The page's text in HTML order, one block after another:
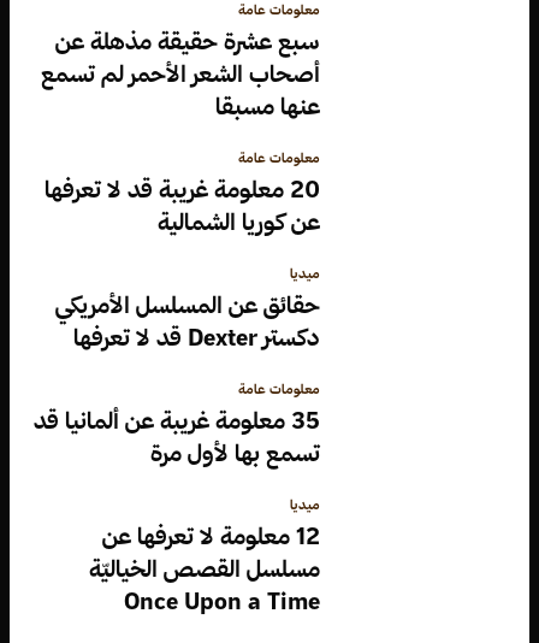
معلومات عامة
سبع عشرة حقيقة مذهلة عن
أصحاب الشعر الأحمر لم تسمع
عنها مسبقا
معلومات عامة
20 معلومة غريبة قد لا تعرفها
عن كوريا الشمالية
ميديا
حقائق عن المسلسل الأمريكي
دكستر Dexter قد لا تعرفها
معلومات عامة
35 معلومة غريبة عن ألمانيا قد
تسمع بها لأول مرة
ميديا
12 معلومة لا تعرفها عن
مسلسل القصص الخياليّة
Once Upon a Time